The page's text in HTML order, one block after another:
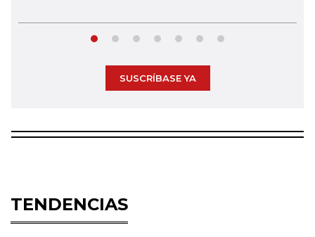
SUSCRÍBASE YA
TENDENCIAS